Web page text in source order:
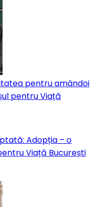
pentru amândoi
pentru Viață
Adopția – o
Viață București